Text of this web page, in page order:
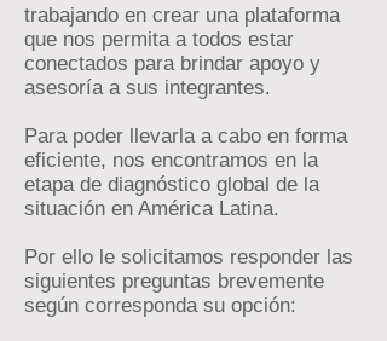
trabajando en crear una plataforma
que nos permita a todos estar
conectados para brindar apoyo y
asesoría a sus integrantes.
Para poder llevarla a cabo en forma
eficiente, nos encontramos en la
etapa de diagnóstico global de la
situación en América Latina.
Por ello le solicitamos responder las
siguientes preguntas brevemente
según corresponda su opción: